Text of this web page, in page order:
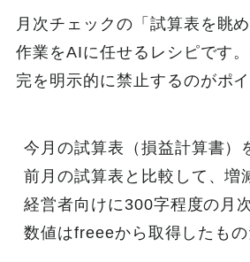
月次チェックの「試算表を眺
作業をAIに任せるレシピです
完を明示的に禁止するのがポイ
今月の試算表（損益計算書
前月の試算表と比較して、増
経営者向けに300字程度の月
数値はfreeeから取得したも